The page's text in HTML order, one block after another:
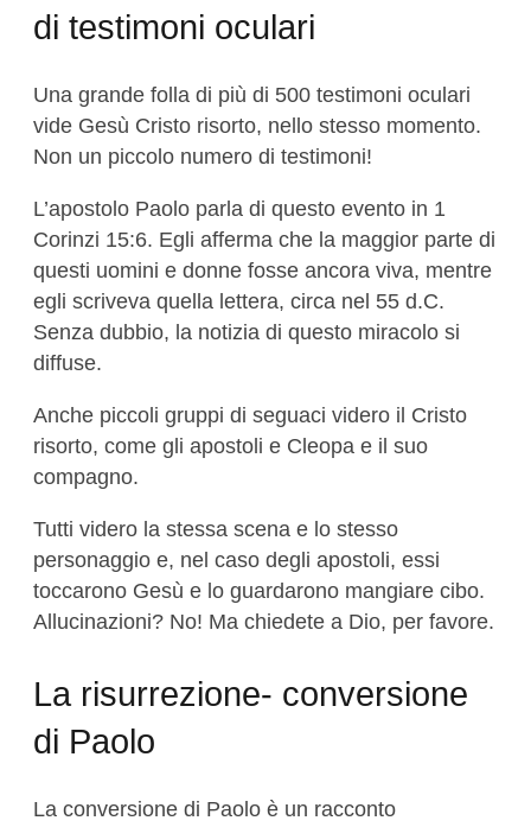
di testimoni oculari
Una grande folla di più di 500 testimoni oculari
vide Gesù Cristo risorto, nello stesso momento.
Non un piccolo numero di testimoni!
L’apostolo Paolo parla di questo evento in 1
Corinzi 15:6. Egli afferma che la maggior parte di
questi uomini e donne fosse ancora viva, mentre
egli scriveva quella lettera, circa nel 55 d.C.
Senza dubbio, la notizia di questo miracolo si
diffuse.
Anche piccoli gruppi di seguaci videro il Cristo
risorto, come gli apostoli e Cleopa e il suo
compagno.
Tutti videro la stessa scena e lo stesso
personaggio e, nel caso degli apostoli, essi
toccarono Gesù e lo guardarono mangiare cibo.
Allucinazioni? No! Ma chiedete a Dio, per favore.
La risurrezione- conversione
di Paolo
La conversione di Paolo è un racconto